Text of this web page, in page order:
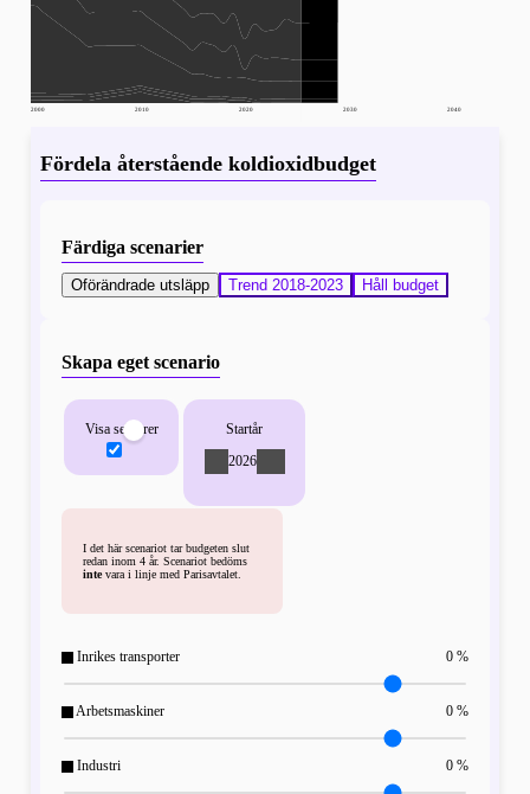
2000 2010 2020 2030 2040
Fördela återstående koldioxidbudget
Färdiga scenarier
Oförändrade utsläpp Trend 2018-2023 Håll budget
Skapa eget scenario
Inrikes transporter 0 %
Arbetsmaskiner 0 %
Industri 0 %
Visa sektorer Startår
2026
I det här scenariot tar budgeten slut
redan inom 4 år. Scenariot bedöms
intevara i linje med Parisavtalet.